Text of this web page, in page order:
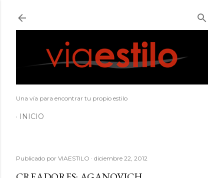
Una vía para encontrar tu propio estilo
INICIO
Publicado por VIAESTILO diciembre 22, 2012